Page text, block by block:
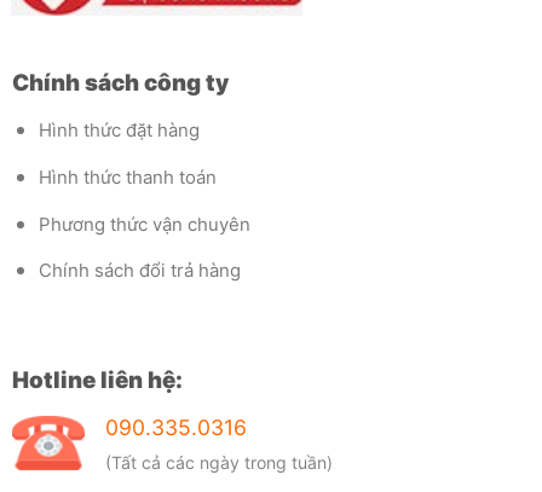
Chính sách công ty
Hình thức đặt hàng
Hình thức thanh toán
Phương thức vận chuyên
Chính sách đổi trả hàng
Hotline liên hệ:
090.335.0316
(Tất cả các ngày trong tuần)